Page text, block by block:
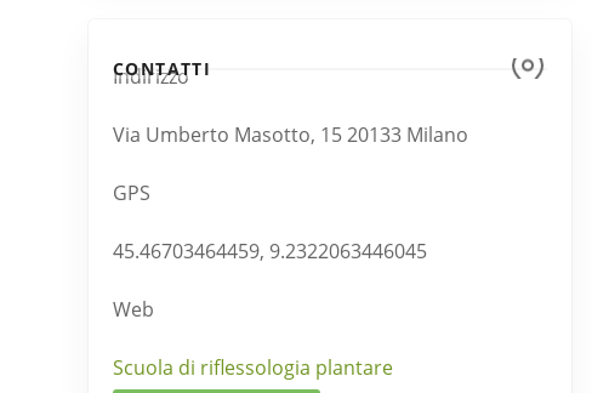
CONTATTI
Indirizzo
Via Umberto Masotto, 15 20133 Milano
GPS
45.46703464459, 9.2322063446045
Web
Scuola di riflessologia plantare